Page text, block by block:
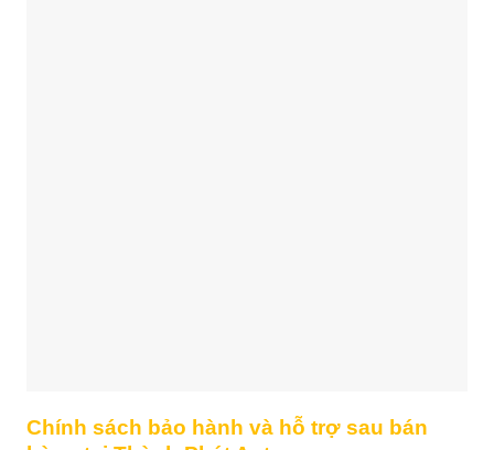
Chính sách bảo hành và hỗ trợ sau bán